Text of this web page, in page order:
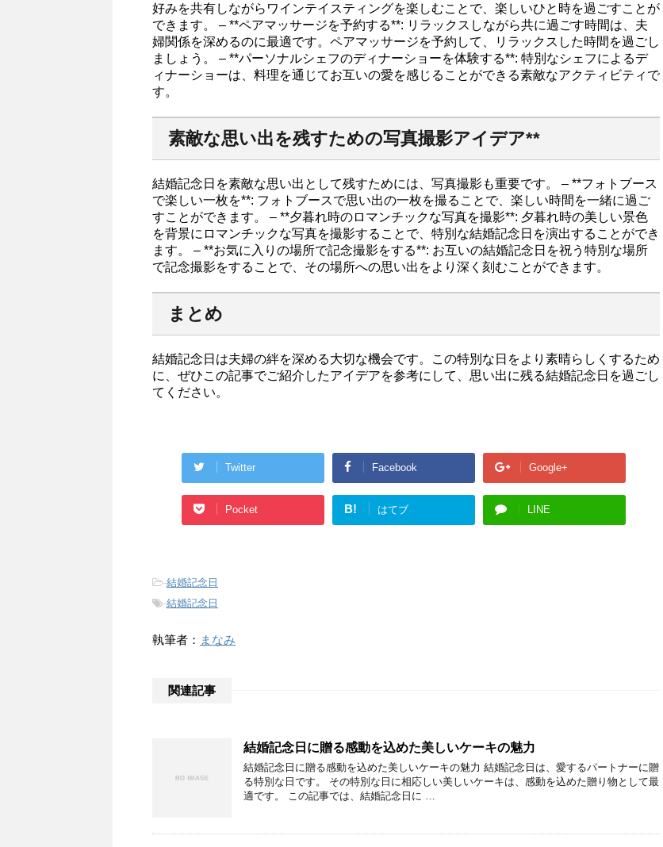
好みを共有しながらワインテイスティングを楽しむことで、楽しいひと時を過ごすことが
できます。 – **ペアマッサージを予約する**: リラックスしながら共に過ごす時間は、夫
婦関係を深めるのに最適です。ペアマッサージを予約して、リラックスした時間を過ごし
ましょう。 – **パーソナルシェフのディナーショーを体験する**: 特別なシェフによるデ
ィナーショーは、料理を通じてお互いの愛を感じることができる素敵なアクティビティで
す。
素敵な思い出を残すための写真撮影アイデア**
結婚記念日を素敵な思い出として残すためには、写真撮影も重要です。 – **フォトブース
で楽しい一枚を**: フォトブースで思い出の一枚を撮ることで、楽しい時間を一緒に過ご
すことができます。 – **夕暮れ時のロマンチックな写真を撮影**: 夕暮れ時の美しい景色
を背景にロマンチックな写真を撮影することで、特別な結婚記念日を演出することができ
ます。 – **お気に入りの場所で記念撮影をする**: お互いの結婚記念日を祝う特別な場所
で記念撮影をすることで、その場所への思い出をより深く刻むことができます。
まとめ
結婚記念日は夫婦の絆を深める大切な機会です。この特別な日をより素晴らしくするため
に、ぜひこの記事でご紹介したアイデアを参考にして、思い出に残る結婚記念日を過ごし
てください。
Twitter Facebook Google+
Pocket B! はてブ LINE
-結婚記念日
-結婚記念日
執筆者： まなみ
関連記事
結婚記念日に贈る感動を込めた美しいケーキの魅力
結婚記念日に贈る感動を込めた美しいケーキの魅力 結婚記念日は、愛するパートナーに贈
る特別な日です。 その特別な日に相応しい美しいケーキは、感動を込めた贈り物として最
適です。 この記事では、結婚記念日に …